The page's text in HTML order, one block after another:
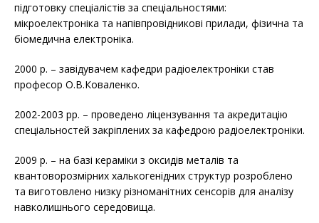
підготовку спеціалістів за спеціальностями:
мікроелектроніка та напівпровідникові прилади, фізична та
біомедична електроніка.
2000 р. – завідувачем кафедри радіоелектроніки став
професор О.В.Коваленко.
2002-2003 рр. – проведено ліцензування та акредитацію
спеціальностей закріплених за кафедрою радіоелектроніки.
2009 р. – на базі кераміки з оксидів металів та
квантоворозмірних халькогенідних структур розроблено
та виготовлено низку різноманітних сенсорів для аналізу
навколишнього середовища.